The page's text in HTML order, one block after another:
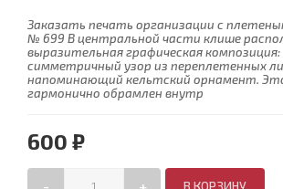
Заказать печать организации с
№ 699 В центральной части клише
выразительная графическая
симметричный узор из переплетенных
напоминающий кельтский орнамент.
гармонично обрамлен внутр
600 ₽